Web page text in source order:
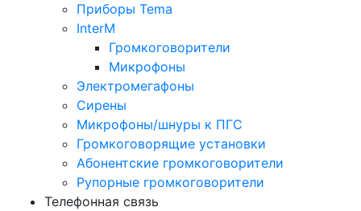
Приборы Tema
InterM
Громкоговорители
Микрофоны
Электромегафоны
Сирены
Микрофоны/шнуры к ПГС
Громкоговорящие установки
Абонентские громкоговорители
Рупорные громкоговорители
Телефонная связь